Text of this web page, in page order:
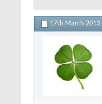
17th March 2013,